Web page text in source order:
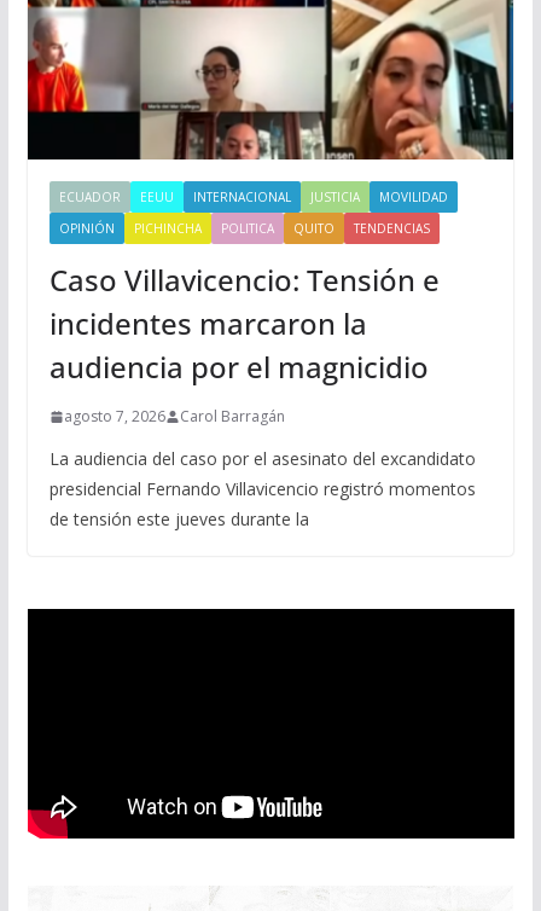
ECUADOR EEUU INTERNACIONAL JUSTICIA
MOVILIDAD
OPINIÓN
PICHINCHA POLITICA QUITO TENDENCIAS
Caso Villavicencio: Tensión e
incidentes marcaron la
audiencia por el magnicidio
agosto 7, 2026 Carol Barragán
La audiencia del caso por el asesinato del excandidato
presidencial Fernando Villavicencio registró momentos
de tensión este jueves durante la